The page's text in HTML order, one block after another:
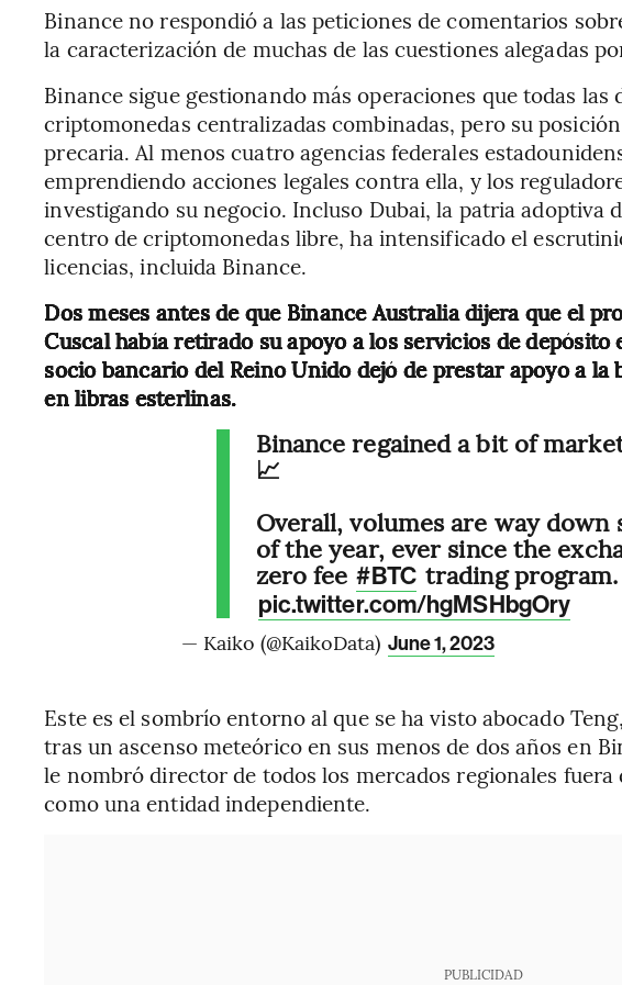
Binance no respondió a las peticiones de comentarios
la caracterización de muchas de las cuestiones alegadas
Binance sigue gestionando más operaciones que todas las
criptomonedas centralizadas combinadas, pero su
precaria. Al menos cuatro agencias federales
emprendiendo acciones legales contra ella, y los
investigando su negocio. Incluso Dubai, la patria adoptiva
centro de criptomonedas libre, ha intensificado el
licencias, incluida Binance.
Dos meses antes de que Binance Australia dijera que el
Cuscal había retirado su apoyo a los servicios de
socio bancario del Reino Unido dejó de prestar apoyo a la
en libras esterlinas.
Binance regained a bit of
📈
Overall, volumes are way
of the year, ever since the
zero fee #BTC trading program.
pic.twitter.com/hgMSHbgOry
— Kaiko (@KaikoData) June 1, 2023
Este es el sombrío entorno al que se ha visto abocado
tras un ascenso meteórico en sus menos de dos años en
le nombró director de todos los mercados regionales fuera
como una entidad independiente.
PUBLICIDAD